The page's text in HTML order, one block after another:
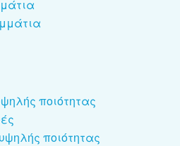
ποιότητας
ποιότητας